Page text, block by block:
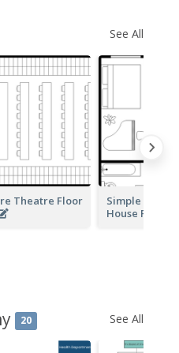
See All
Theatre Floor
Simple
House Floor
20 See All